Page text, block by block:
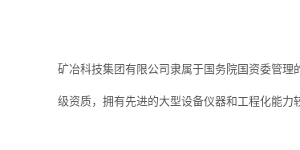
矿冶科技集团有限公司隶属于国务院国资委管
级资质，拥有先进的大型设备仪器和工程化能